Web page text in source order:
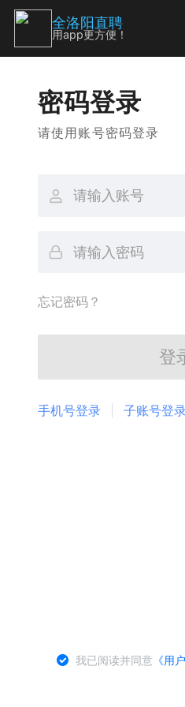
密码登录
请使用账号密码登录
忘记密码？
登
手机号登录 子账号登
我已阅读并同意 《用
全洛阳直聘
用app更方便！